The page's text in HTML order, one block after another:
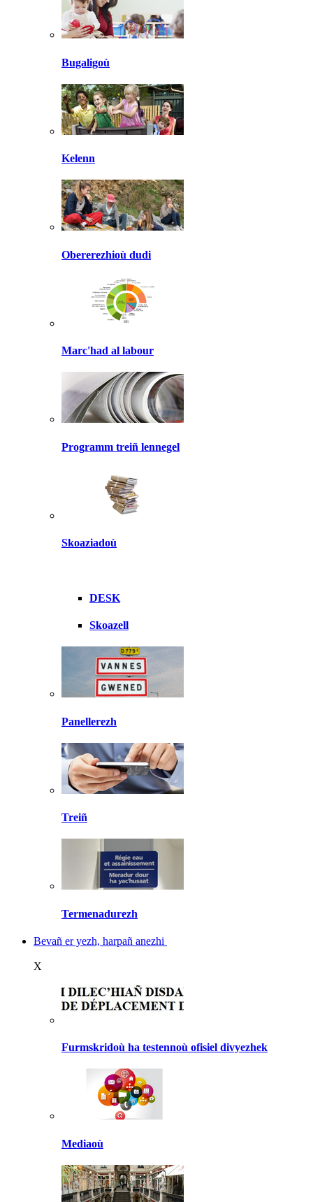
Bugaligoù
Kelenn
Obererezhioù dudi
Marc'had al labour
Programm treiñ lennegel
Skoaziadoù
DESK
Skoazell
Panellerezh
Treiñ
Termenadurezh
Bevañ er yezh, harpañ anezhi
X
Furmskridoù ha testennoù ofisiel divyezhek
Mediaoù